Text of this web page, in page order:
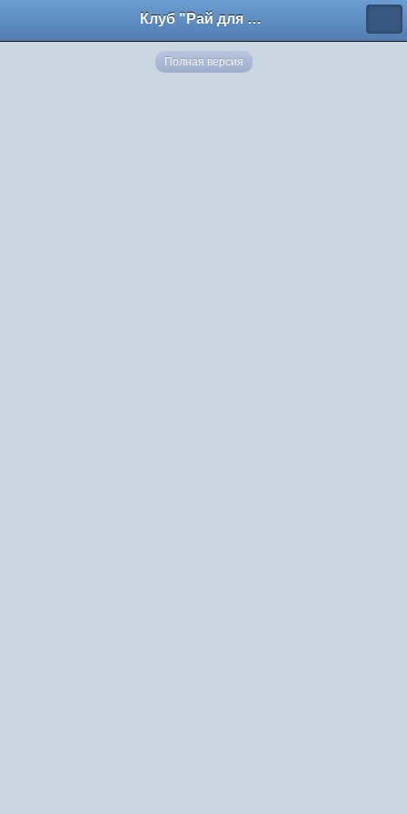
Клуб "Рай для общения"
Полная версия